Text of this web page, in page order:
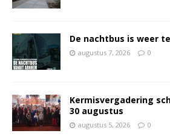
De nachtbus is weer
augustus 7, 2026 0
Kermisvergadering
30 augustus
augustus 5, 2026 0